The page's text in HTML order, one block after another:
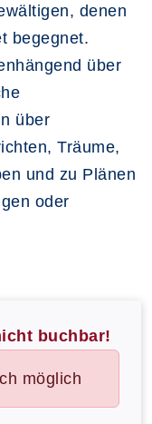
denen
begegnet.
über
über
Träume,
und zu Plänen
oder
buchbar!
möglich